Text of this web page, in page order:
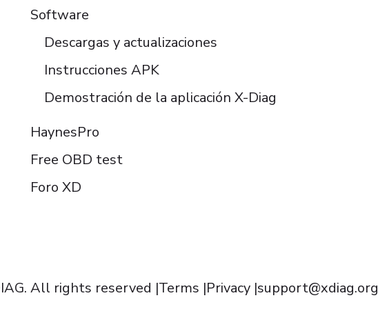
Software
Descargas y actualizaciones
Instrucciones APK
Demostración de la aplicación X-Diag
HaynesPro
Free OBD test
Foro XD
All rights reserved |Terms |Privacy |support@xdiag.org